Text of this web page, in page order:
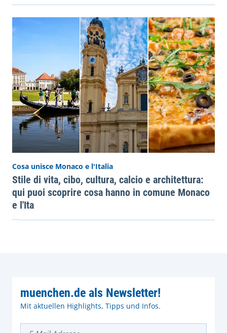
Cosa unisce Monaco e l'Italia
Stile di vita, cibo, cultura, calcio e architettura:
qui puoi scoprire cosa hanno in comune Monaco
e l'Ita
muenchen.de als Newsletter!
Mit aktuellen Highlights, Tipps und Infos.